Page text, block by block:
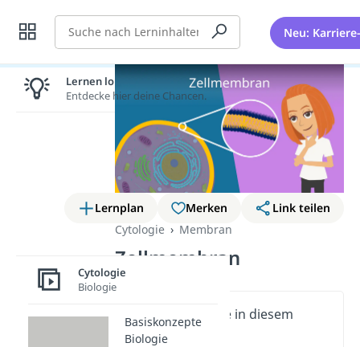
Suche Neu:
Lernplan Merken
Link teilen
Cytologie
Membran
Zellmembran
Wichtige Inhalte in diesem
Video
Lernen lohnt sich!
Entdecke hier deine Chancen.
Cytologie
Biologie
Basiskonzepte
Biologie